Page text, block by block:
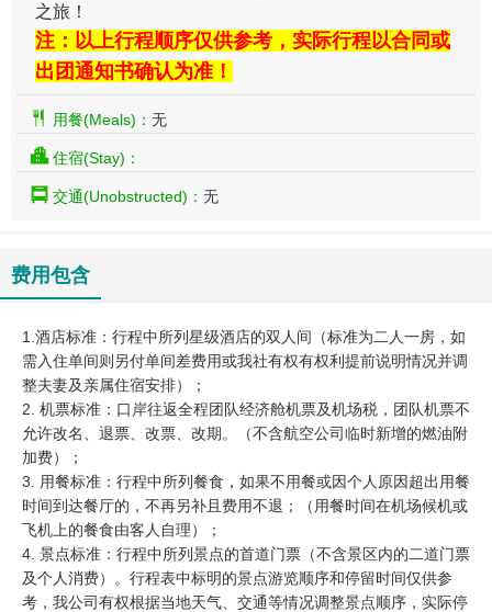
之旅！
注：以上行程顺序仅供参考，实际行程以合同或
出团通知书确认为准！
用餐(Meals)： 无
住宿(Stay)：
交通(Unobstructed)： 无
费用包含
1.酒店标准：行程中所列星级酒店的双人间（标准为二人一房，如
需入住单间则另付单间差费用或我社有权有权利提前说明情况并调
整夫妻及亲属住宿安排）；
2. 机票标准：口岸往返全程团队经济舱机票及机场税，团队机票不
允许改名、退票、改票、改期。（不含航空公司临时新增的燃油附
加费）；
3. 用餐标准：行程中所列餐食，如果不用餐或因个人原因超出用餐
时间到达餐厅的，不再另补且费用不退；（用餐时间在机场候机或
飞机上的餐食由客人自理）；
4. 景点标准：行程中所列景点的首道门票（不含景区内的二道门票
及个人消费）。行程表中标明的景点游览顺序和停留时间仅供参
考，我公司有权根据当地天气、交通等情况调整景点顺序，实际停